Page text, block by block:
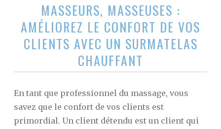
MASSEURS, MASSEUSES :
AMÉLIOREZ LE CONFORT DE VOS
CLIENTS AVEC UN SURMATELAS
CHAUFFANT
En tant que professionnel du massage, vous
savez que le confort de vos clients est
primordial. Un client détendu est un client qui